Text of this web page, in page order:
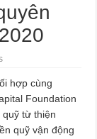
hợp cùng
Foundation
quỹ từ thiện
quỹ vận động